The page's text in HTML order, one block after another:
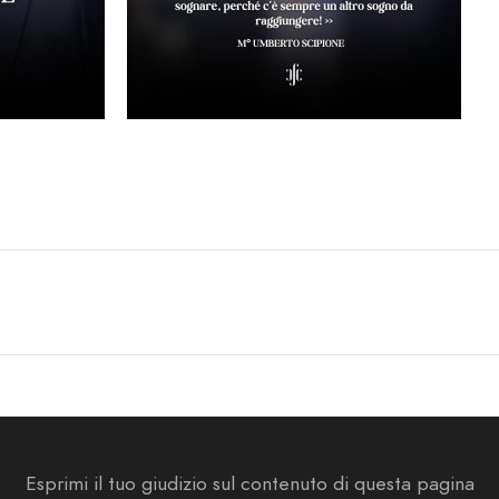
Esprimi il tuo giudizio sul contenuto di questa pagina